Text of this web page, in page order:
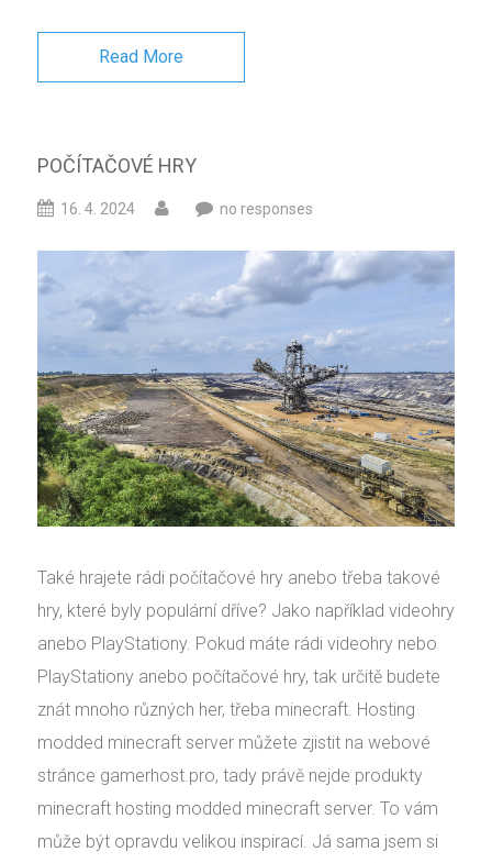
Read More
POČÍTAČOVÉ HRY
16. 4. 2024 no responses
Také hrajete rádi počítačové hry anebo třeba takové
hry, které byly populární dříve? Jako například videohry
anebo PlayStationy. Pokud máte rádi videohry nebo
PlayStationy anebo počítačové hry, tak určitě budete
znát mnoho různých her, třeba minecraft. Hosting
modded minecraft server můžete zjistit na webové
stránce gamerhost.pro, tady právě nejde produkty
minecraft hosting modded minecraft server. To vám
může být opravdu velikou inspirací. Já sama jsem si